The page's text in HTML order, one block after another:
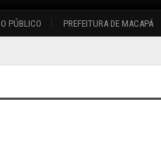
PÚBLICO PREFEITURA DE MACAPÁ